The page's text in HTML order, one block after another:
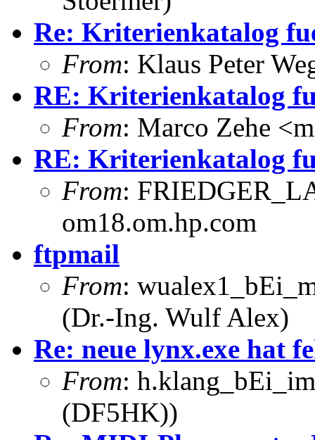
Re: Kriterienkatalog
From: Klaus Peter
RE: Kriterienkatalog
From: Marco Zehe
RE: Kriterienkatalog
From:
om18.om.hp.com
ftpmail
From:
(Dr.-Ing. Wulf Alex)
Re: neue lynx.exe hat
From:
(DF5HK))